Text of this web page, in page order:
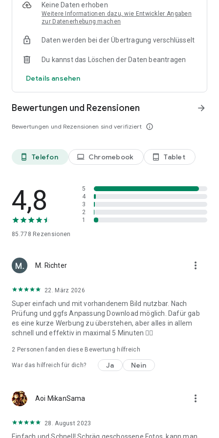
Bearbeitungswerkzeugen zu akzeptablen Pass-Standards.
- Easy Sharing Option.
Unterstützte Länder für Pass, Visum, Personalausweis, PAN-
Afghanistan Passport Foto
Algerien Reisepass Foto
Argentinien Passport Foto
Österreich Passport Foto
Bahamas Passport Foto
Belarus Passport Foto
Belgien Passport Foto
Brasilien Passport Foto
Bulgarien Passport Foto
Burundi Passport Foto
Kambodscha Passport Foto
Kanada Passport Foto
Chile Passport Foto
China Passport Foto
Kuba Passport Foto
Demokratische Republik Kongo Passport Foto
Dänemark Passport Foto
Dominikanische Republik Passport Foto
Ecuador Passport Foto
Ägypten Passfoto
Finnland Reisepass Foto
Ghana Passport Foto
Griechenland Passport Foto
Haiti Passport Foto
Honduras Passport Foto
Keine Daten erhoben
Weitere Informationen dazu, wie Entwickler Angaben
zur Datenerhebung machen
Daten werden bei der Übertragung verschlüsselt
Du kannst das Löschen der Daten beantragen
Details ansehen
Bewertungen und Rezensionen
Bewertungen und Rezensionen sind verifiziert info_outline
arrow_forward
phone_android Telefon laptop Chromebook tablet_android Tablet
4,8
85.778 Rezensionen
5
4
3
2
1
M. Richter more_vert
22. März 2026
Super einfach und mit vorhandenem Bild nutzbar. Nach
Prüfung und ggfs Anpassung Download möglich. Dafür gab
es eine kurze Werbung zu überstehen, aber alles in allem
schnell und effektiv in maximal 5 Minuten 👍🏼
2 Personen fanden diese Bewertung hilfreich
War das hilfreich für dich? Ja Nein
Aoi MikanSama more_vert
28. August 2023